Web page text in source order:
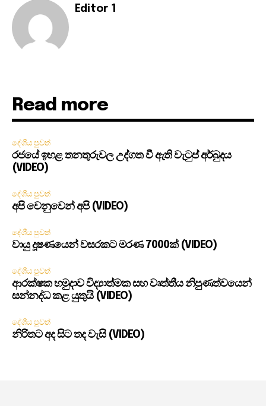
Editor 1
Read more
දේශීය පුවත්
රජයේ ඉහළ තනතුරුවල උද්ගත වී ඇති වැටුප් අර්බුදය
(VIDEO)
දේශීය පුවත්
අපි වෙනුවෙන් අපි (VIDEO)
දේශීය පුවත්
වායු දූෂණයෙන් වසරකට මරණ 7000ක් (VIDEO)
දේශීය පුවත්
ආරක්ෂක හමුදාව විද්‍යාත්මක සහ වෘත්තීය නිපුණත්වයෙන්
සන්නද්ධ කළ යුතුයි (VIDEO)
දේශීය පුවත්
නිරිතට අද සිට තද වැසි (VIDEO)